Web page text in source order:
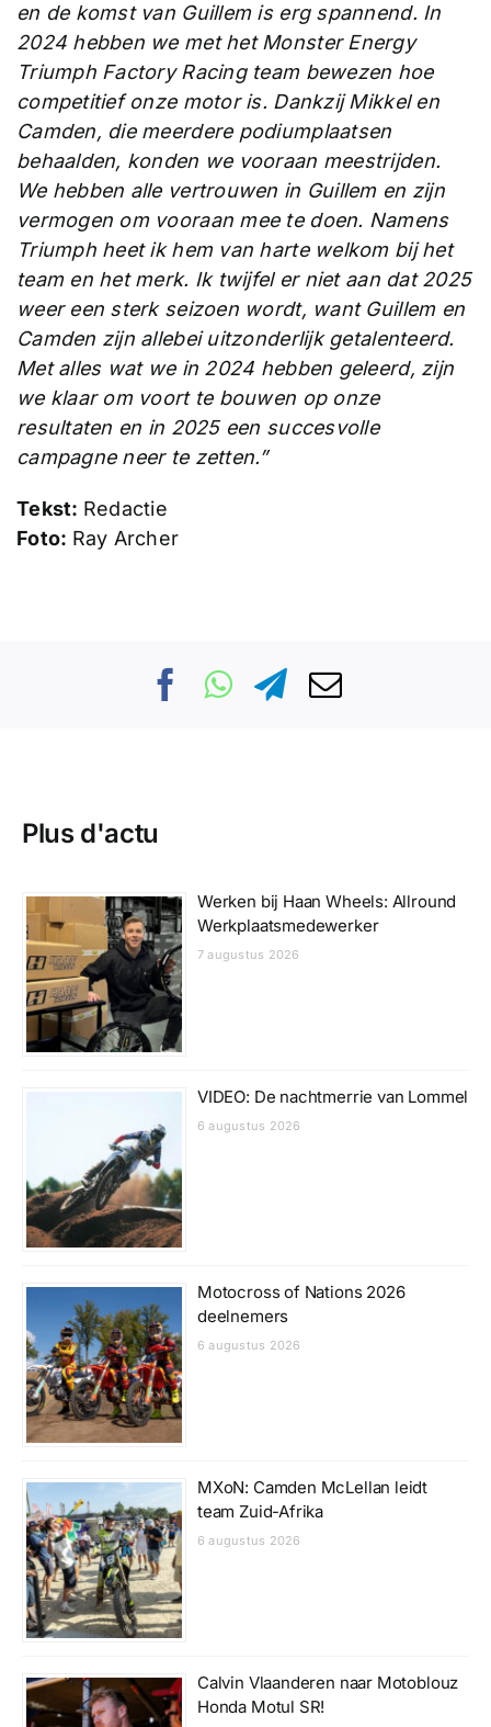
en de komst van Guillem is erg spannend. In
2024 hebben we met het Monster Energy
Triumph Factory Racing team bewezen hoe
competitief onze motor is. Dankzij Mikkel en
Camden, die meerdere podiumplaatsen
behaalden, konden we vooraan meestrijden.
We hebben alle vertrouwen in Guillem en zijn
vermogen om vooraan mee te doen. Namens
Triumph heet ik hem van harte welkom bij het
team en het merk. Ik twijfel er niet aan dat 2025
weer een sterk seizoen wordt, want Guillem en
Camden zijn allebei uitzonderlijk getalenteerd.
Met alles wat we in 2024 hebben geleerd, zijn
we klaar om voort te bouwen op onze
resultaten en in 2025 een succesvolle
campagne neer te zetten.”
Tekst: Redactie
Foto: Ray Archer
Plus d'actu
Werken bij Haan Wheels: Allround
Werkplaatsmedewerker
7 augustus 2026
VIDEO: De nachtmerrie van Lommel
6 augustus 2026
Motocross of Nations 2026
deelnemers
6 augustus 2026
MXoN: Camden McLellan leidt
team Zuid-Afrika
6 augustus 2026
Calvin Vlaanderen naar Motoblouz
Honda Motul SR!